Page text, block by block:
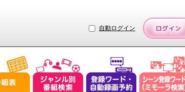
自動ログイン